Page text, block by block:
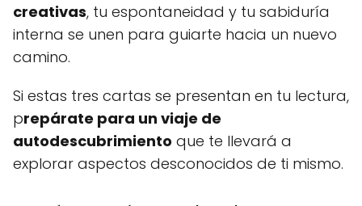
creativas, tu espontaneidad y tu sabiduría
interna se unen para guiarte hacia un nuevo
camino.
Si estas tres cartas se presentan en tu lectura,
prepárate para un viaje de
autodescubrimiento que te llevará a
explorar aspectos desconocidos de ti mismo.